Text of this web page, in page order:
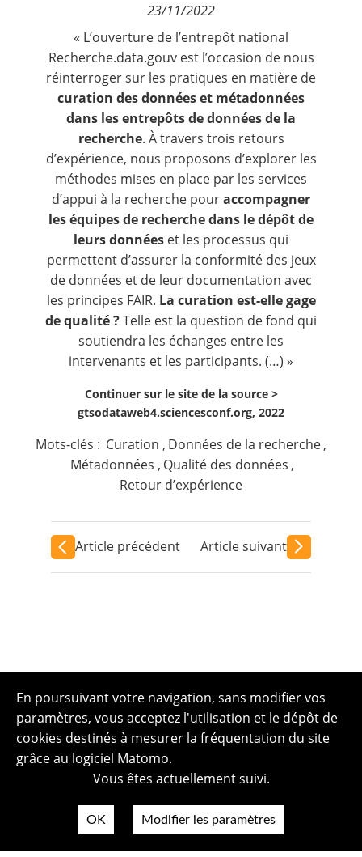
23/11/2022
« L’ouverture de l’entrepôt national
Recherche.data.gouv est l’occasion de nous
réinterroger sur les pratiques en matière de
curation des données et métadonnées
dans les entrepôts de données de la
recherche. À travers trois retours
d’expérience, nous proposons d’explorer les
méthodes mises en place par les services
d’appui à la recherche pouraccompagner
les équipes de recherche dans le dépôt de
leurs données et les processus qui
permettent d’assurer la conformité des jeux
de données et de leur documentation avec
les principes FAIR. La curation est-elle gage
de qualité ?Telle est la question de fond qui
soutiendra les échanges entre les
intervenants et les participants. (…) »
Continuer sur le site de la source >
gtsodataweb4.sciencesconf.org, 2022
Mots-clés : Curation , Données de la recherche,
Métadonnées , Qualité des données ,
Retour d’expérience
Article précédent Article suivant
En poursuivant votre navigation, sans modifier vos
paramètres, vous acceptez l'utilisation et le dépôt de
cookies destinés à mesurer la fréquentation du site
grâce au logiciel Matomo.
Vous êtes actuellement suivi.
OK Modifier les paramètres